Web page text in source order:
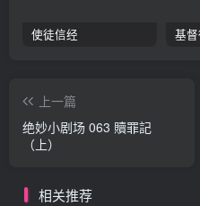
使徒信经
上一篇
绝妙小剧场 063 贖罪記
（上）
相关推荐